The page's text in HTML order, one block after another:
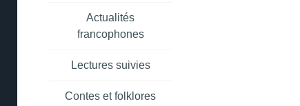
Actualités
francophones
Lectures suivies
Contes et folklores